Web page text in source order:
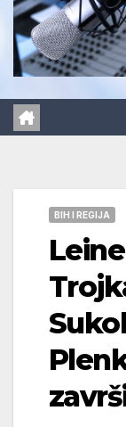
BIH I REGIJA